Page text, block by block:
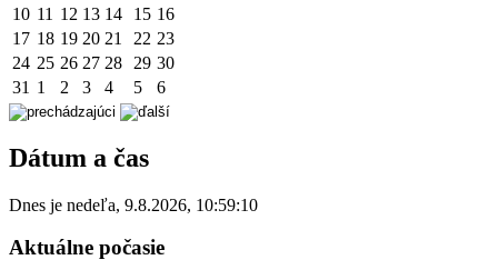
10 11 12 13 14 15 16
17 18 19 20 21 22 23
24 25 26 27 28 29 30
31 1 2 3 4 5 6
Dátum a čas
Dnes je nedeľa, 9.8.2026, 10:59:10
Aktuálne počasie